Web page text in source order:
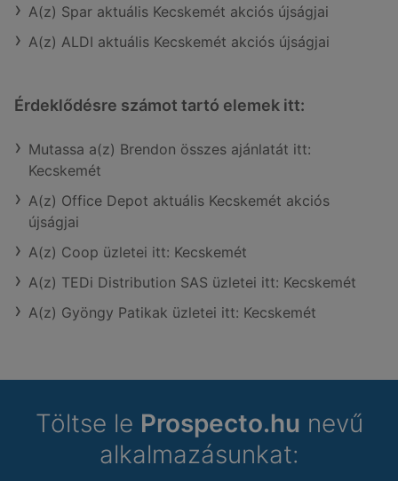
A(z) Spar aktuális Kecskemét akciós újságjai
A(z) ALDI aktuális Kecskemét akciós újságjai
Érdeklődésre számot tartó elemek itt:
Mutassa a(z) Brendon összes ajánlatát itt:
Kecskemét
A(z) Office Depot aktuális Kecskemét akciós
újságjai
A(z) Coop üzletei itt: Kecskemét
A(z) TEDi Distribution SAS üzletei itt: Kecskemét
A(z) Gyöngy Patikak üzletei itt: Kecskemét
Töltse le Prospecto.hu nevű
alkalmazásunkat: